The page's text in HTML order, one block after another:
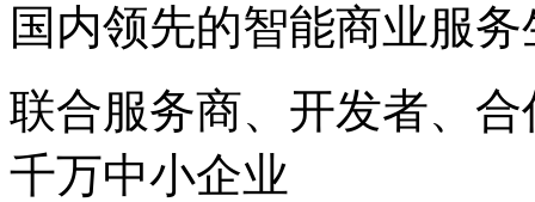
国内领先的智能商业服
联合服务商、开发者、
千万中小企业